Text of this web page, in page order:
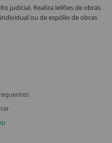
judicial. Realiza leilões de obras
ou de espólio de obras